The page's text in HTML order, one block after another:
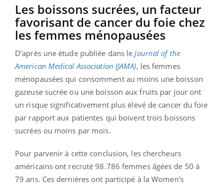
Les boissons sucrées, un facteur
favorisant de cancer du foie chez
les femmes ménopausées
D’après une étude publiée dans le Journal of the
American Medical Association (JAMA), les femmes
ménopausées qui consomment au moins une boisson
gazeuse sucrée ou une boisson aux fruits par jour ont
un risque significativement plus élevé de cancer du foie
par rapport aux patientes qui boivent trois boissons
sucrées ou moins par mois.
Pour parvenir à cette conclusion, les chercheurs
américains ont recruté 98.786 femmes âgées de 50 à
79 ans. Ces dernières ont participé à la Women's